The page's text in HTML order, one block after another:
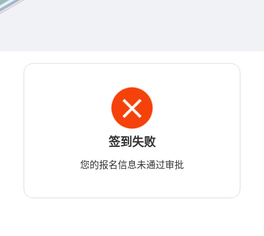
签到失败
您的报名信息未通过审批